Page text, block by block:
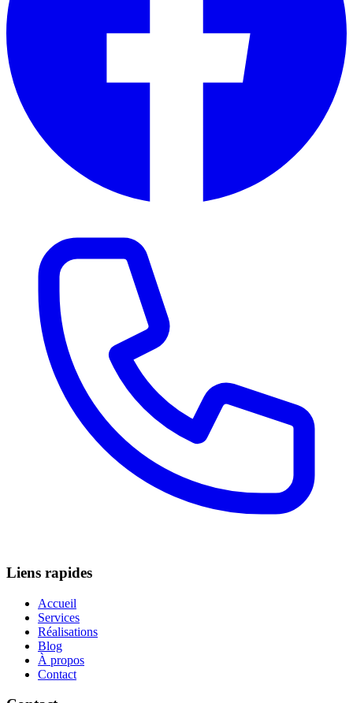
Liens rapides
Accueil
Services
Réalisations
Blog
À propos
Contact